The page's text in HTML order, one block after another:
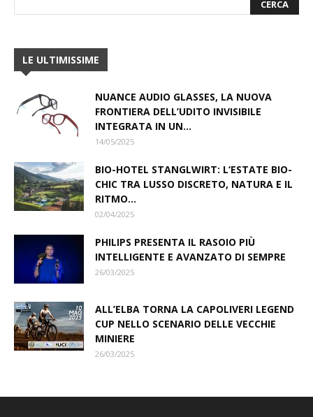
LE ULTIMISSIME
NUANCE AUDIO GLASSES, LA NUOVA
FRONTIERA DELL’UDITO INVISIBILE
INTEGRATA IN UN...
14/05/2025
BIO-HOTEL STANGLWIRT: L‘ESTATE BIO-
CHIC TRA LUSSO DISCRETO, NATURA E IL
RITMO...
02/04/2025
PHILIPS PRESENTA IL RASOIO PIÙ
INTELLIGENTE E AVANZATO DI SEMPRE
26/03/2025
ALL’ELBA TORNA LA CAPOLIVERI LEGEND
CUP NELLO SCENARIO DELLE VECCHIE
MINIERE
26/03/2025